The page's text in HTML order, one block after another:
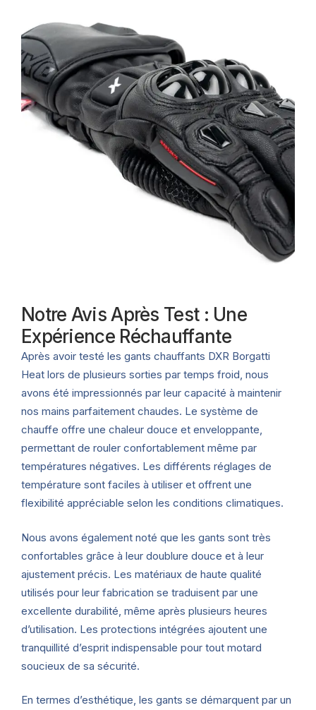
Notre Avis Après Test : Une
Expérience Réchauffante
Après avoir testé les gants chauffants DXR Borgatti
Heat lors de plusieurs sorties par temps froid, nous
avons été impressionnés par leur capacité à maintenir
nos mains parfaitement chaudes. Le système de
chauffe offre une chaleur douce et enveloppante,
permettant de rouler confortablement même par
températures négatives. Les différents réglages de
température sont faciles à utiliser et offrent une
flexibilité appréciable selon les conditions climatiques.
Nous avons également noté que les gants sont très
confortables grâce à leur doublure douce et à leur
ajustement précis. Les matériaux de haute qualité
utilisés pour leur fabrication se traduisent par une
excellente durabilité, même après plusieurs heures
d’utilisation. Les protections intégrées ajoutent une
tranquillité d’esprit indispensable pour tout motard
soucieux de sa sécurité.
En termes d’esthétique, les gants se démarquent par un